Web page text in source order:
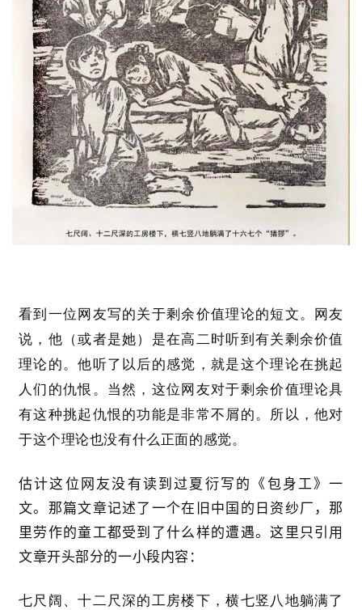
看到一位网友写的关于剩余价值理论的短文。网友
说，他（或者是她）是在高二时听到有关剩余价值
理论的。他听了以后的感觉，就是这个理论在挑起
人们的仇恨。当然，这位网友对于剩余价值理论具
有这种挑起仇恨的功能是非常不屑的。所以，他对
于这个理论也没有什么正面的感觉。
估计这位网友没有读到过夏衍写的《包身工》一
文。那篇文章记述了一个在旧中国的日资纱厂，那
里劳作的童工都受到了什么样的遭遇。这里只引用
文章开头部分的一小段内容：
七尺阔、十二尺深的工房楼下，横七竖八地躺满了